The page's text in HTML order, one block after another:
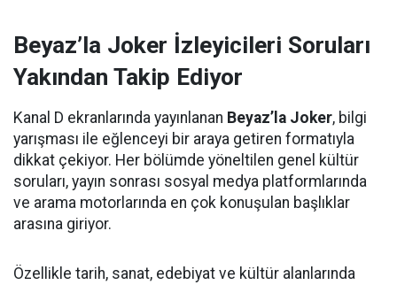
Beyaz’la Joker İzleyicileri Soruları
Yakından Takip Ediyor
Kanal D ekranlarında yayınlanan Beyaz’la Joker, bilgi
yarışması ile eğlenceyi bir araya getiren formatıyla
dikkat çekiyor. Her bölümde yöneltilen genel kültür
soruları, yayın sonrası sosyal medya platformlarında
ve arama motorlarında en çok konuşulan başlıklar
arasına giriyor.
Özellikle tarih, sanat, edebiyat ve kültür alanlarında